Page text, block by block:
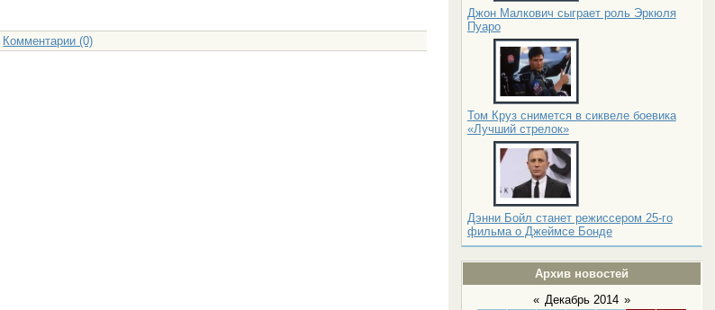
Джон Малкович сыграет роль Эркюля
Пуаро
Том Круз снимется в сиквеле боевика
«Лучший стрелок»
Дэнни Бойл станет режиссером 25-го
фильма о Джеймсе Бонде
Архив новостей
« Декабрь 2014 »
Комментарии (0)